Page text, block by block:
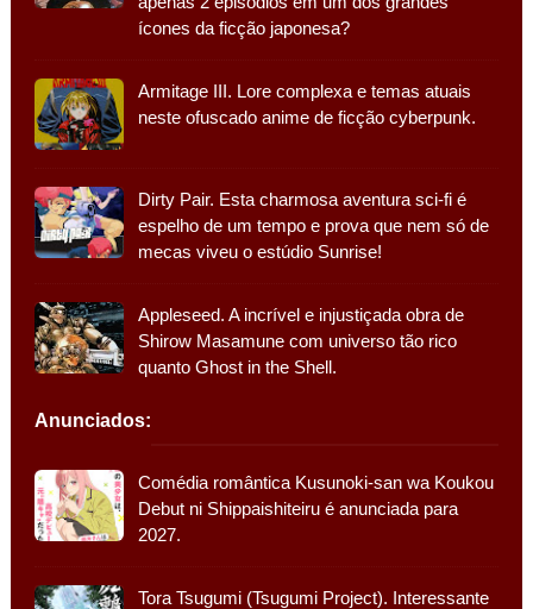
ícones da ficção japonesa?
Armitage III. Lore complexa e temas atuais
neste ofuscado anime de ficção cyberpunk.
Dirty Pair. Esta charmosa aventura sci-fi é
espelho de um tempo e prova que nem só de
mecas viveu o estúdio Sunrise!
Appleseed. A incrível e injustiçada obra de
Shirow Masamune com universo tão rico
quanto Ghost in the Shell.
Anunciados:
Comédia romântica Kusunoki-san wa Koukou
Debut ni Shippaishiteiru é anunciada para
2027.
Tora Tsugumi (Tsugumi Project). Interessante